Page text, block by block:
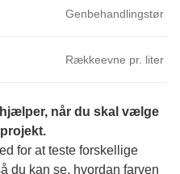
Genbehandlingstør
Rækkeevne pr. liter
når du skal vælge
for at teste forskellige
du kan se, hvordan farven